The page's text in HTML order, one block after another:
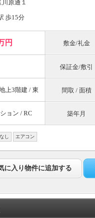
原通１
歩15分
円 敷金/礼金
保証金/敷引
上3階建 / 東 間取 / 面積
ョン / RC 築年月
し エアコン
に入り物件に追加する